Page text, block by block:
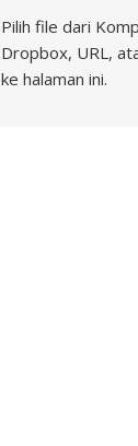
Pilih file dari
Dropbox, URL,
ke halaman ini.